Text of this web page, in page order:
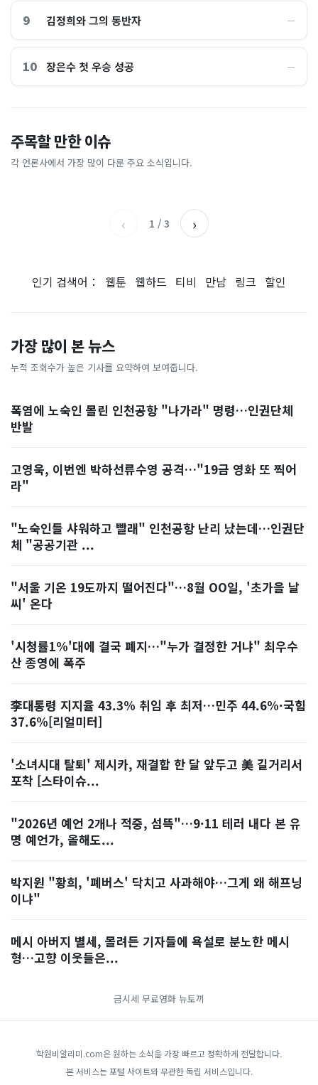
9 김정희와 그의 동반자 ―
10 장은수 첫 우승 성공 ―
주목할 만한 이슈
각 언론사에서 가장 많이 다룬 주요 소식입니다.
"삼성전자, 지금 당장 사
라"…200조 '역대급 호재' 예
고에 들썩
한국경제
들 국민일보
돌핀에 마천루도 ‘흔들’…진
동 감쇄기까지 작동했다 [현장
고?”…알고 보니 ‘이 운동’이
‹ 1 / 3 ›
인기 검색어： 웹툰 웹하드 티비 만남 링크 할인
가장 많이 본 뉴스
누적 조회수가 높은 기사를 요약하여 보여줍니다.
폭염에 노숙인 몰린 인천공항 "나가라" 명령…인권단체
반발
고영욱, 이번엔 박하선류수영 공격…"19금 영화 또 찍어
라"
"노숙인들 샤워하고 빨래" 인천공항 난리 났는데…인권단
체 "공공기관 ...
"서울 기온 19도까지 떨어진다"…8월 OO일, '초가을 날
씨' 온다
'시청률1%'대에 결국 폐지…"누가 결정한 거냐" 최우수
산 종영에 폭주
李대통령 지지율 43.3% 취임 후 최저…민주 44.6%·국힘
37.6%[리얼미터]
'소녀시대 탈퇴' 제시카, 재결합 한 달 앞두고 美 길거리서
포착 [스타이슈...
"2026년 예언 2개나 적중, 섬뜩"…9·11 테러 내다 본 유
명 예언가, 올해도...
박지원 "황희, '폐버스' 닥치고 사과해야…그게 왜 해프닝
이냐"
메시 아버지 별세, 몰려든 기자들에 욕설로 분노한 메시
형…고향 이웃들은...
금시세 무료영화 뉴토끼
학원비알리미.com은 원하는 소식을 가장 빠르고 정확하게 전달합니다.
본 서비스는 포털 사이트와 무관한 독립 서비스입니다.